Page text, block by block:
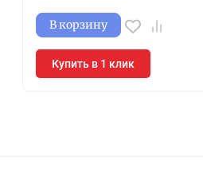
В корзину
Купить в 1 клик